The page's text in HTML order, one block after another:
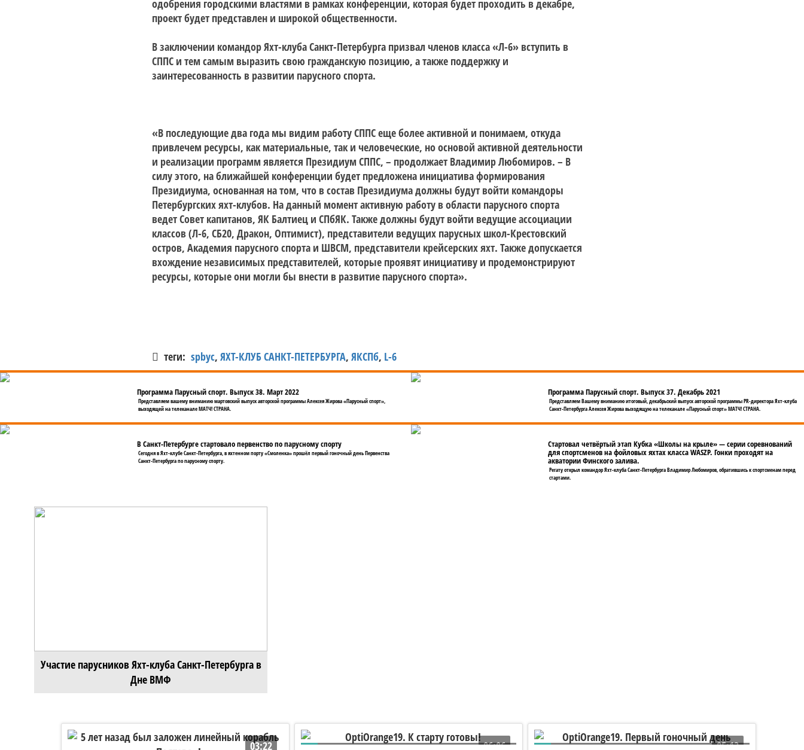
одобрения городскими властями в рамках конференции, которая будет проходить в декабре,
проект будет представлен и широкой общественности.
В заключении командор Яхт-клуба Санкт-Петербурга призвал членов класса «Л-6» вступить в
СППС и тем самым выразить свою гражданскую позицию, а также поддержку и
заинтересованность в развитии парусного спорта.
«В последующие два года мы видим работу СППС еще более активной и понимаем, откуда
привлечем ресурсы, как материальные, так и человеческие, но основой активной деятельности
и реализации программ является Президиум СППС, – продолжает Владимир Любомиров. – В
силу этого, на ближайшей конференции будет предложена инициатива формирования
Президиума, основанная на том, что в состав Президиума должны будут войти командоры
Петербургских яхт-клубов. На данный момент активную работу в области парусного спорта
ведет Совет капитанов, ЯК Балтиец и СПбЯК. Также должны будут войти ведущие ассоциации
классов (Л-6, СБ20, Дракон, Оптимист), представители ведущих парусных школ-Крестовский
остров, Академия парусного спорта и ШВСМ, представители крейсерских яхт. Также допускается
вхождение независимых представителей, которые проявят инициативу и продемонстрируют
ресурсы, которые они могли бы внести в развитие парусного спорта».
теги: spbyc, ЯХТ-КЛУБ САНКТ-ПЕТЕРБУРГА, ЯКСПб, L-6
Программа Парусный спорт. Выпуск 38. Март 2022
Представляем вашему вниманию мартовский выпуск авторской программы Алексея Жирова «Парусный спорт»,
выходящей на телеканале МАТЧ! СТРАНА.
Программа Парусный спорт. Выпуск 37. Декабрь 2021
Представляем Вашему вниманию итоговый, декабрьский выпуск авторской программы PR-директора Яхт-клуба
Санкт-Петербурга Алексея Жирова выходящую на телеканале «Парусный спорт» МАТЧ! СТРАНА.
В Санкт-Петербурге стартовало первенство по парусному спорту
Сегодня в Яхт-клубе Санкт-Петербурга, в яхтенном порту «Смоленка» прошёл первый гоночный день Первенства
Санкт-Петербурга по парусному спорту.
Стартовал четвёртый этап Кубка «Школы на крыле» — серии соревнований
для спортсменов на фойловых яхтах класса WASZP. Гонки проходят на
акватории Финского залива.
Регату открыл командор Яхт-клуба Санкт-Петербурга Владимир Любомиров, обратившись к спортсменам перед
стартами.
Участие парусников Яхт-клуба Санкт-Петербурга в
Дне ВМФ
03:22
06:06 05:13